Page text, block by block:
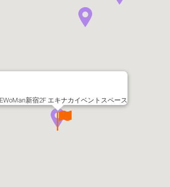
新宿2F エキナカイベントスペース